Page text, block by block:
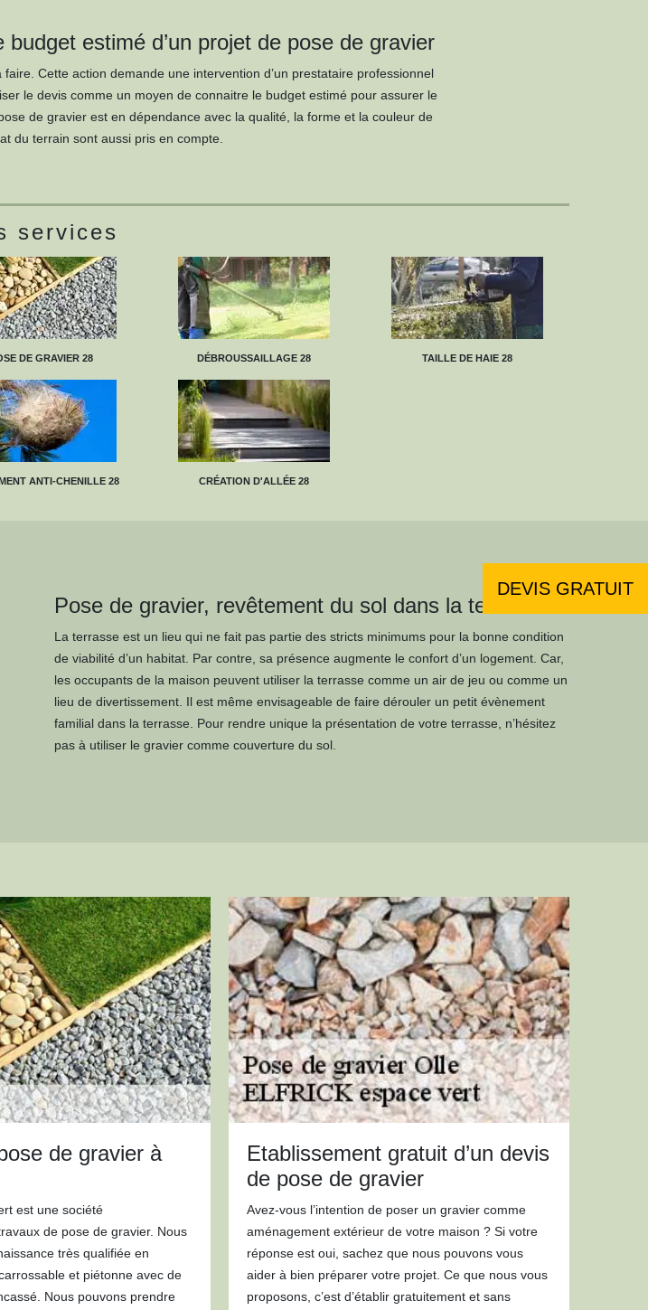
DEVIS GRATUIT
estimé d’un projet de pose de gravier
Cette action demande une intervention d’un prestataire professionnel
le devis comme un moyen de connaitre le budget estimé pour assurer le
de gravier est en dépendance avec la qualité, la forme et la couleur de
du terrain sont aussi pris en compte.
services
DE GRAVIER 28 DÉBROUSSAILLAGE 28 TAILLE DE HAIE 28
ANTI-CHENILLE 28 CRÉATION D'ALLÉE 28
Pose de gravier, revêtement du sol dans la terrasse
La terrasse est un lieu qui ne fait pas partie des stricts minimums pour la bonne condition
de viabilité d’un habitat. Par contre, sa présence augmente le confort d’un logement. Car,
les occupants de la maison peuvent utiliser la terrasse comme un air de jeu ou comme un
lieu de divertissement. Il est même envisageable de faire dérouler un petit évènement
familial dans la terrasse. Pour rendre unique la présentation de votre terrasse, n’hésitez
pas à utiliser le gravier comme couverture du sol.
de gravier à
est une société
de pose de gravier. Nous
très qualifiée en
et piétonne avec de
Nous pouvons prendre
Etablissement gratuit d’un devis
de pose de gravier
Avez-vous l’intention de poser un gravier comme
aménagement extérieur de votre maison ? Si votre
réponse est oui, sachez que nous pouvons vous
aider à bien préparer votre projet. Ce que nous vous
proposons, c’est d’établir gratuitement et sans